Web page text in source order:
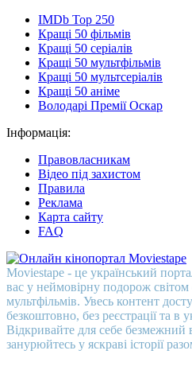
IMDb Top 250
Кращі 50 фільмів
Кращі 50 серіалів
Кращі 50 мультфільмів
Кращі 50 мультсеріалів
Кращі 50 аніме
Володарі Премії Оскар
Інформація:
Правовласникам
Відео під захистом
Правила
Реклама
Карта сайту
FAQ
Moviestape - це український
вас у неймовірну подорож світом
мультфільмів. Увесь контент
безкоштовно, без реєстрації та в
Відкривайте для себе безмежний
занурюйтесь у яскраві історії